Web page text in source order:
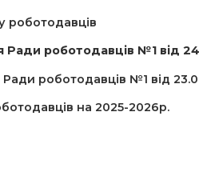
роботодавців №1 від
роботодавців №1 від
на 2025-2026р.